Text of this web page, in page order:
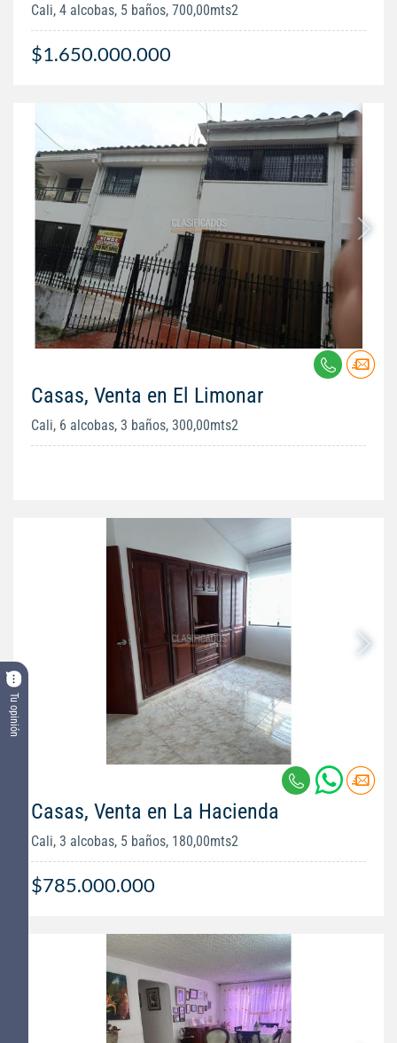
Tu opinión
Cali, 4 alcobas, 5 baños, 700,00mts2
$1.650.000.000
Casas, Venta en El Limonar
Cali, 6 alcobas, 3 baños, 300,00mts2
Casas, Venta en La Hacienda
Cali, 3 alcobas, 5 baños, 180,00mts2
$785.000.000